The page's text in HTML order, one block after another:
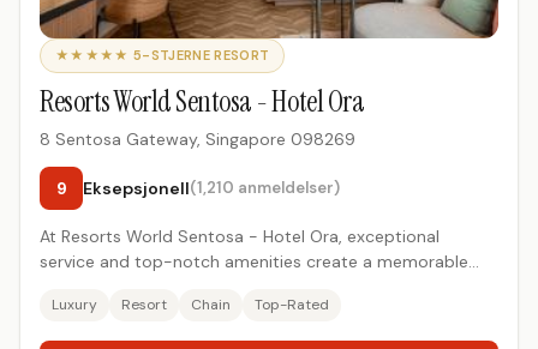
★★★★★ 5-STJERNE RESORT
Resorts World Sentosa - Hotel Ora
8 Sentosa Gateway, Singapore 098269
9 Eksepsjonell(1,210 anmeldelser)
At Resorts World Sentosa - Hotel Ora, exceptional
service and top-notch amenities create a memorable
Luxury Resort Chain Top-Rated